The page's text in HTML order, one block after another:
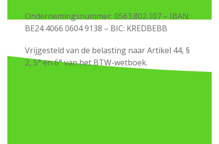
Ondernemingsnummer: 0563.802.107 – IBAN:
BE24 4066 0604 9138 – BIC: KREDBEBB
Vrijgesteld van de belasting naar Artikel 44, §
2, 5° en 6° van het BTW-wetboek.